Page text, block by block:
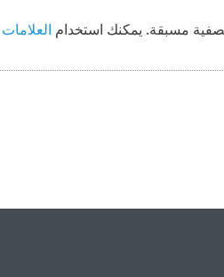
مسبقة. يمكنك استخدام العلامات